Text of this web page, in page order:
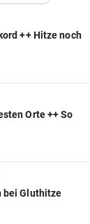
++ Hitze noch
Orte ++ So
bei Gluthitze